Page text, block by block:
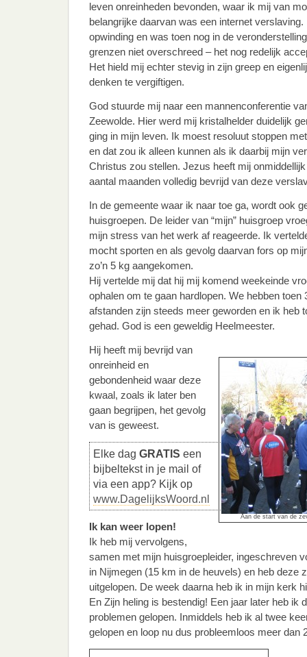
leven onreinheden bevonden, waar ik mij van
belangrijke daarvan was een internet
opwinding en was toen nog in de
grenzen niet overschreed – het nog redelijk
Het hield mij echter stevig in zijn greep en
denken te vergiftigen.
God stuurde mij naar een mannenconferentie
Zeewolde. Hier werd mij kristalhelder duidelijk
ging in mijn leven. Ik moest resoluut stoppen
en dat zou ik alleen kunnen als ik daarbij mijn
Christus zou stellen. Jezus heeft mij
aantal maanden volledig bevrijd van deze
In de gemeente waar ik naar toe ga, wordt ook
huisgroepen. De leider van “mijn” huisgroep
mijn stress van het werk af reageerde. Ik
mocht sporten en als gevolg daarvan fors op
zo’n 5 kg aangekomen.
Hij vertelde mij dat hij mij komend weekeinde
ophalen om te gaan hardlopen. We hebben toen
afstanden zijn steeds meer geworden en ik heb
gehad. God is een geweldig Heelmeester.
Aan de start van de
Hij heeft mij bevrijd van
onreinheid en
gebondenheid waar deze
kwaal, zoals ik later ben
gaan begrijpen, het gevolg
van is geweest.
Elke dag GRATIS een
bijbeltekst in je mail of
via een app? Kijk op
www.DagelijksWoord.nl
Ik kan weer lopen!
Ik heb mij vervolgens,
samen met mijn huisgroepleider, ingeschreven
in Nijmegen (15 km in de heuvels) en heb deze
uitgelopen. De week daarna heb ik in mijn kerk
En Zijn heling is bestendig! Een jaar later heb ik
problemen gelopen. Inmiddels heb ik al twee
gelopen en loop nu dus probleemloos meer dan